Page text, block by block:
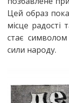
Цей образ
місце радості
стає символом
сили народу.